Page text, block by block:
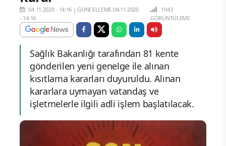
04.11.2020 - 14:16 |GÜNCELLEME:04.11.2020
- 14:16
1043
GÖRÜNTÜLEME
Sağlık Bakanlığı tarafından 81 kente
gönderilen yeni genelge ile alınan
kısıtlama kararları duyuruldu. Alınan
kararlara uymayan vatandaş ve
işletmelerle ilgili adli işlem başlatılacak.